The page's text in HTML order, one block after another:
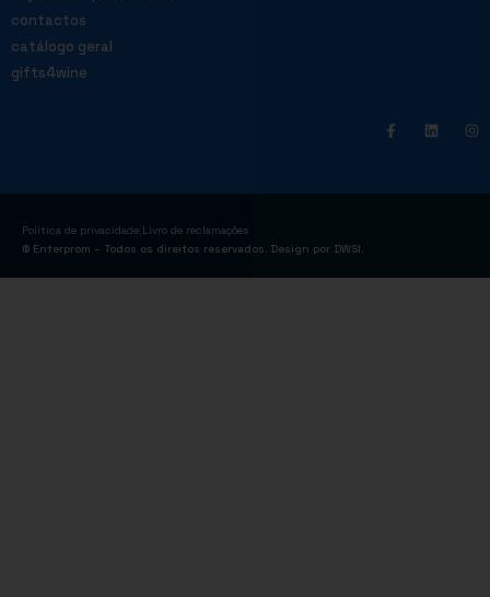
contactos
catálogo geral
gifts4wine
Política de privacidade Livro de reclamações
© Enterprom – Todos os direitos reservados. Design por DWSI.